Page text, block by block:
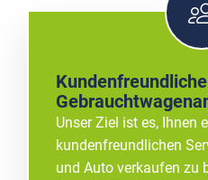
Unser Ziel ist es, Ihnen
kundenfreundlichen
und Auto verkaufen zu